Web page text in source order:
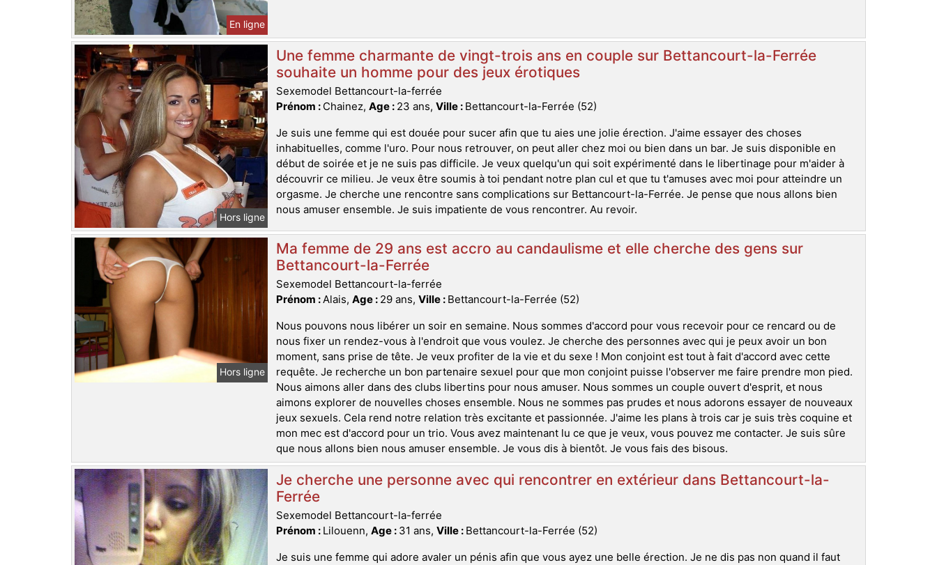
En ligne
Hors ligne
Une femme charmante de vingt-trois ans en couple sur Bettancourt-la-Ferrée
souhaite un homme pour des jeux érotiques
Sexemodel Bettancourt-la-ferrée
Prénom : Chainez, Age : 23 ans, Ville : Bettancourt-la-Ferrée (52)
Je suis une femme qui est douée pour sucer afin que tu aies une jolie érection. J'aime essayer des choses
inhabituelles, comme l'uro. Pour nous retrouver, on peut aller chez moi ou bien dans un bar. Je suis disponible en
début de soirée et je ne suis pas difficile. Je veux quelqu'un qui soit expérimenté dans le libertinage pour m'aider à
découvrir ce milieu. Je veux être soumis à toi pendant notre plan cul et que tu t'amuses avec moi pour atteindre un
orgasme. Je cherche une rencontre sans complications sur Bettancourt-la-Ferrée. Je pense que nous allons bien
nous amuser ensemble. Je suis impatiente de vous rencontrer. Au revoir.
Hors ligne
Ma femme de 29 ans est accro au candaulisme et elle cherche des gens sur
Bettancourt-la-Ferrée
Sexemodel Bettancourt-la-ferrée
Prénom :Alais, Age : 29 ans, Ville : Bettancourt-la-Ferrée (52)
Nous pouvons nous libérer un soir en semaine. Nous sommes d'accord pour vous recevoir pour ce rencard ou de
nous fixer un rendez-vous à l'endroit que vous voulez. Je cherche des personnes avec qui je peux avoir un bon
moment, sans prise de tête. Je veux profiter de la vie et du sexe ! Mon conjoint est tout à fait d'accord avec cette
requête. Je recherche un bon partenaire sexuel pour que mon conjoint puisse l'observer me faire prendre mon pied.
Nous aimons aller dans des clubs libertins pour nous amuser. Nous sommes un couple ouvert d'esprit, et nous
aimons explorer de nouvelles choses ensemble. Nous ne sommes pas prudes et nous adorons essayer de nouveaux
jeux sexuels. Cela rend notre relation très excitante et passionnée. J'aime les plans à trois car je suis très coquine et
mon mec est d'accord pour un trio. Vous avez maintenant lu ce que je veux, vous pouvez me contacter. Je suis sûre
que nous allons bien nous amuser ensemble. Je vous dis à bientôt. Je vous fais des bisous.
Je cherche une personne avec qui rencontrer en extérieur dans Bettancourt-la-
Ferrée
Sexemodel Bettancourt-la-ferrée
Prénom : Lilouenn, Age : 31 ans, Ville : Bettancourt-la-Ferrée (52)
Je suis une femme qui adore avaler un pénis afin que vous ayez une belle érection. Je ne dis pas non quand il faut